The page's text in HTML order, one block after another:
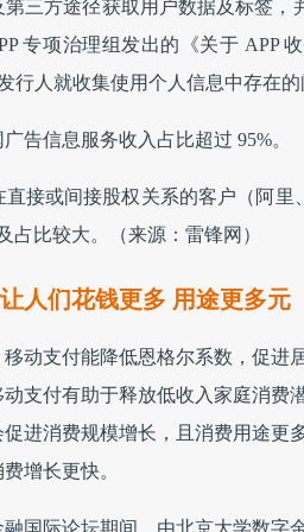
三方途径获取用户数据及标签
专项治理组发出的《关于 APP
行人就收集使用个人信息中存在的
告信息服务收入占比超过 95%。
接或间接股权关系的客户（阿里
占比较大。
（来源：雷锋网）
人们花钱更多 用途更多元
动支付能降低恩格尔系数，促进
支付有助于释放低收入家庭消费
进消费规模增长，且消费用途更
增长更快。
国际论坛期间，由北京大学数字